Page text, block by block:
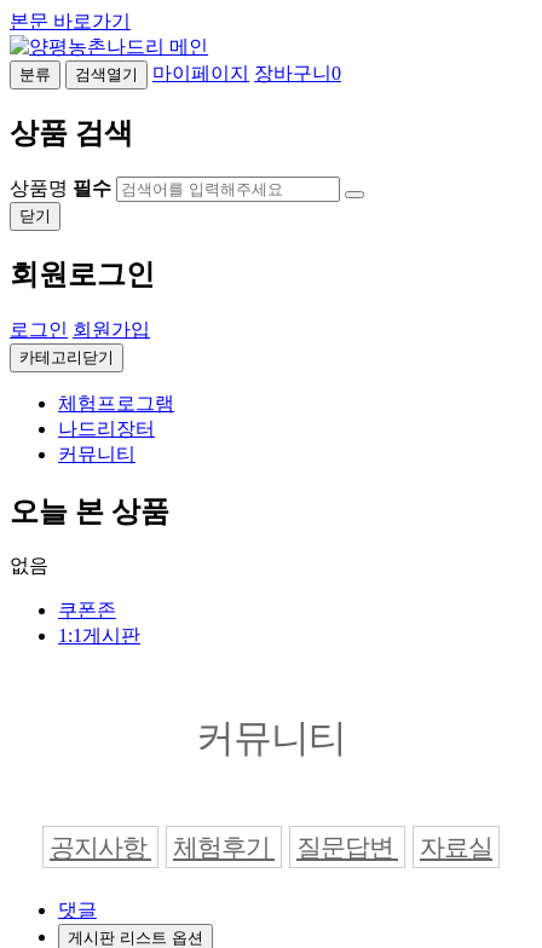
본문 바로가기
분류 검색열기 마이페이지 장바구니 0
상품 검색
상품명 필수
닫기
회원로그인
로그인 회원가입
카테고리닫기
체험프로그램
나드리장터
커뮤니티
오늘 본 상품
없음
쿠폰존
1:1게시판
커뮤니티
공지사항 체험후기 질문답변 자료실
댓글
게시판 리스트 옵션